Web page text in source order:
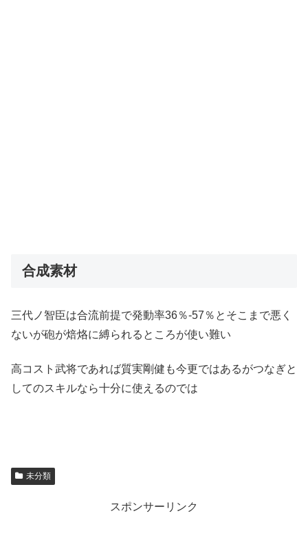
合成素材
三代ノ智臣は合流前提で発動率36％-57％とそこまで悪く
ないが砲が焙烙に縛られるところが使い難い
高コスト武将であれば質実剛健も今更ではあるがつなぎと
してのスキルなら十分に使えるのでは
未分類
スポンサーリンク